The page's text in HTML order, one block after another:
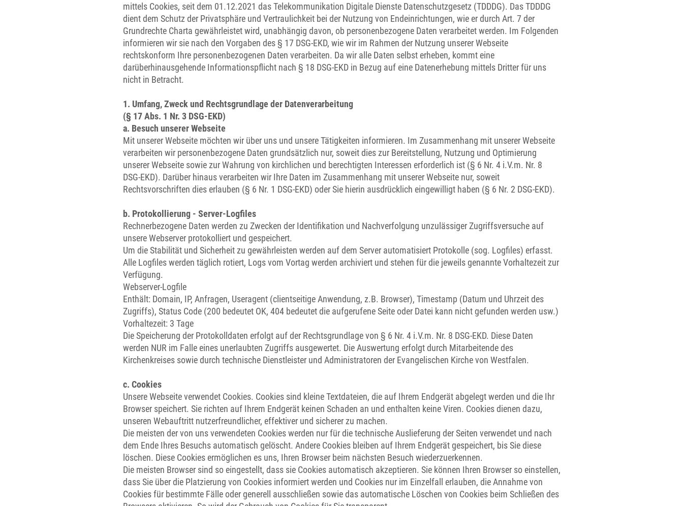
mittels Cookies, seit dem 01.12.2021 das Telekommunikation Digitale Dienste Datenschutzgesetz (TDDDG). Das TDDDG
dient dem Schutz der Privatsphäre und Vertraulichkeit bei der Nutzung von Endeinrichtungen, wie er durch Art. 7 der
Grundrechte Charta gewährleistet wird, unabhängig davon, ob personenbezogene Daten verarbeitet werden. Im Folgenden
informieren wir sie nach den Vorgaben des § 17 DSG-EKD, wie wir im Rahmen der Nutzung unserer Webseite
rechtskonform Ihre personenbezogenen Daten verarbeiten. Da wir alle Daten selbst erheben, kommt eine
darüberhinausgehende Informationspflicht nach § 18 DSG-EKD in Bezug auf eine Datenerhebung mittels Dritter für uns
nicht in Betracht.
1. Umfang, Zweck und Rechtsgrundlage der Datenverarbeitung
(§ 17 Abs. 1 Nr. 3 DSG-EKD)
a. Besuch unserer Webseite
Mit unserer Webseite möchten wir über uns und unsere Tätigkeiten informieren. Im Zusammenhang mit unserer Webseite
verarbeiten wir personenbezogene Daten grundsätzlich nur, soweit dies zur Bereitstellung, Nutzung und Optimierung
unserer Webseite sowie zur Wahrung von kirchlichen und berechtigten Interessen erforderlich ist (§ 6 Nr. 4 i.V.m. Nr. 8
DSG-EKD). Darüber hinaus verarbeiten wir Ihre Daten im Zusammenhang mit unserer Webseite nur, soweit
Rechtsvorschriften dies erlauben (§ 6 Nr. 1 DSG-EKD) oder Sie hierin ausdrücklich eingewilligt haben (§ 6 Nr. 2 DSG-EKD).
b. Protokollierung - Server-Logfiles
Rechnerbezogene Daten werden zu Zwecken der Identifikation und Nachverfolgung unzulässiger Zugriffsversuche auf
unsere Webserver protokolliert und gespeichert.
Um die Stabilität und Sicherheit zu gewährleisten werden auf dem Server automatisiert Protokolle (sog. Logfiles) erfasst.
Alle Logfiles werden täglich rotiert, Logs vom Vortag werden archiviert und stehen für die jeweils genannte Vorhaltezeit zur
Verfügung.
Webserver-Logfile
Enthält: Domain, IP, Anfragen, Useragent (clientseitige Anwendung, z.B. Browser), Timestamp (Datum und Uhrzeit des
Zugriffs), Status Code (200 bedeutet OK, 404 bedeutet die aufgerufene Seite oder Datei kann nicht gefunden werden usw.)
Vorhaltezeit: 3 Tage
Die Speicherung der Protokolldaten erfolgt auf der Rechtsgrundlage von § 6 Nr. 4 i.V.m. Nr. 8 DSG-EKD. Diese Daten
werden NUR im Falle eines unerlaubten Zugriffs ausgewertet. Die Auswertung erfolgt durch Mitarbeitende des
Kirchenkreises sowie durch technische Dienstleister und Administratoren der Evangelischen Kirche von Westfalen.
c. Cookies
Unsere Webseite verwendet Cookies. Cookies sind kleine Textdateien, die auf Ihrem Endgerät abgelegt werden und die Ihr
Browser speichert. Sie richten auf Ihrem Endgerät keinen Schaden an und enthalten keine Viren. Cookies dienen dazu,
unseren Webauftritt nutzerfreundlicher, effektiver und sicherer zu machen.
Die meisten der von uns verwendeten Cookies werden nur für die technische Auslieferung der Seiten verwendet und nach
dem Ende Ihres Besuchs automatisch gelöscht. Andere Cookies bleiben auf Ihrem Endgerät gespeichert, bis Sie diese
löschen. Diese Cookies ermöglichen es uns, Ihren Browser beim nächsten Besuch wiederzuerkennen.
Die meisten Browser sind so eingestellt, dass sie Cookies automatisch akzeptieren. Sie können Ihren Browser so einstellen,
dass Sie über die Platzierung von Cookies informiert werden und Cookies nur im Einzelfall erlauben, die Annahme von
Cookies für bestimmte Fälle oder generell ausschließen sowie das automatische Löschen von Cookies beim Schließen des